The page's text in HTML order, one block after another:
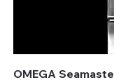
OMEGA